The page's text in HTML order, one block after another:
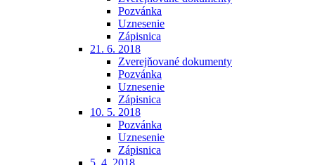
Pozvánka
Uznesenie
Zápisnica
21. 6. 2018
Zverejňované dokumenty
Pozvánka
Uznesenie
Zápisnica
10. 5. 2018
Pozvánka
Uznesenie
Zápisnica
5. 4. 2018